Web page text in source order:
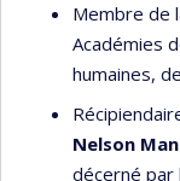
Membre de
Académies
humaines,
Nelson
décerné par